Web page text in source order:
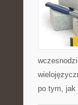
po tym, jak